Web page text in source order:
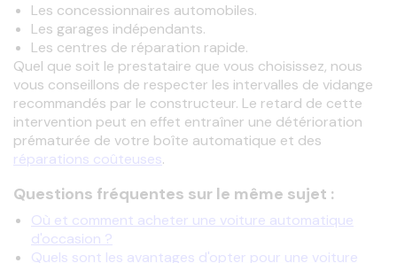
Les concessionnaires automobiles.
Les garages indépendants.
Les centres de réparation rapide.
Quel que soit le prestataire que vous choisissez, nous
vous conseillons de respecter les intervalles de vidange
recommandés par le constructeur. Le retard de cette
intervention peut en effet entraîner une détérioration
réparations coûteuses.
Questions fréquentes sur le même sujet :
Où et comment acheter une voiture automatique
d'occasion ?
Quels sont les avantages d'opter pour une voiture